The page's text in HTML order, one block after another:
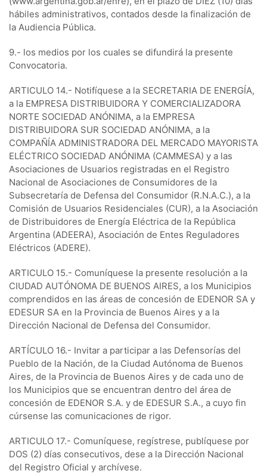
hábiles administrativos, contados desde la finalización de
la Audiencia Pública.
9.- los medios por los cuales se difundirá la presente
Convocatoria.
ARTICULO 14.- Notifíquese a la SECRETARIA DE ENERGÍA,
a la EMPRESA DISTRIBUIDORA Y COMERCIALIZADORA
NORTE SOCIEDAD ANÓNIMA, a la EMPRESA
DISTRIBUIDORA SUR SOCIEDAD ANÓNIMA, a la
COMPAÑÍA ADMINISTRADORA DEL MERCADO MAYORISTA
ELÉCTRICO SOCIEDAD ANÓNIMA (CAMMESA) y a las
Asociaciones de Usuarios registradas en el Registro
Nacional de Asociaciones de Consumidores de la
Subsecretaría de Defensa del Consumidor (R.N.A.C.), a la
Comisión de Usuarios Residenciales (CUR), a la Asociación
de Distribuidores de Energía Eléctrica de la República
Argentina (ADEERA), Asociación de Entes Reguladores
Eléctricos (ADERE).
ARTICULO 15.- Comuníquese la presente resolución a la
CIUDAD AUTÓNOMA DE BUENOS AIRES, a los Municipios
comprendidos en las áreas de concesión de EDENOR SA y
EDESUR SA en la Provincia de Buenos Aires y a la
Dirección Nacional de Defensa del Consumidor.
ARTÍCULO 16.- Invitar a participar a las Defensorías del
Pueblo de la Nación, de la Ciudad Autónoma de Buenos
Aires, de la Provincia de Buenos Aires y de cada uno de
los Municipios que se encuentran dentro del área de
concesión de EDENOR S.A. y de EDESUR S.A., a cuyo fin
cúrsense las comunicaciones de rigor.
ARTICULO 17.- Comuníquese, regístrese, publíquese por
DOS (2) días consecutivos, dese a la Dirección Nacional
del Registro Oficial y archívese.